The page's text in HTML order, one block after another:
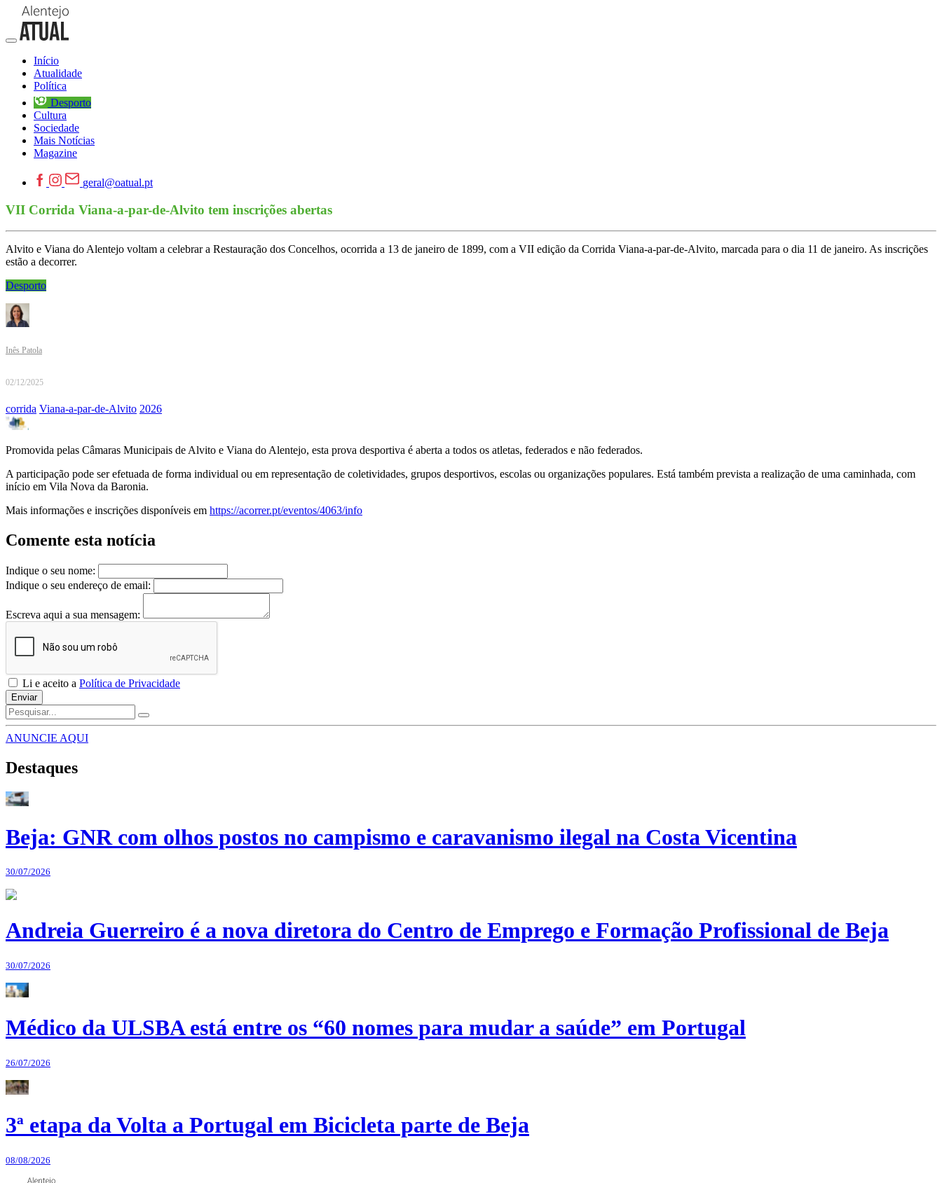
Início
Atualidade
Política
Desporto
Cultura
Sociedade
Mais Notícias
Magazine
geral@oatual.pt
VII Corrida Viana-a-par-de-Alvito tem inscrições abertas
Alvito e Viana do Alentejo voltam a celebrar a Restauração dos Concelhos, ocorrida a 13 de janeiro de 1899, com a VII edição da Corrida Viana-a-par-de-Alvito, marcada para o dia 11 de janeiro. As inscrições
estão a decorrer.
Desporto
Inês Patola
02/12/2025
corrida Viana-a-par-de-Alvito 2026
Promovida pelas Câmaras Municipais de Alvito e Viana do Alentejo, esta prova desportiva é aberta a todos os atletas, federados e não federados.
A participação pode ser efetuada de forma individual ou em representação de coletividades, grupos desportivos, escolas ou organizações populares. Está também prevista a realização de uma caminhada, com
início em Vila Nova da Baronia.
Mais informações e inscrições disponíveis em https://acorrer.pt/eventos/4063/info
Comente esta notícia
Indique o seu nome:
Indique o seu endereço de email:
Escreva aqui a sua mensagem:
Li e aceito a Política de Privacidade
Enviar
ANUNCIE AQUI
Destaques
Beja: GNR com olhos postos no campismo e caravanismo ilegal na Costa Vicentina
30/07/2026
Andreia Guerreiro é a nova diretora do Centro de Emprego e Formação Profissional de Beja
30/07/2026
Médico da ULSBA está entre os “60 nomes para mudar a saúde” em Portugal
26/07/2026
3ª etapa da Volta a Portugal em Bicicleta parte de Beja
08/08/2026